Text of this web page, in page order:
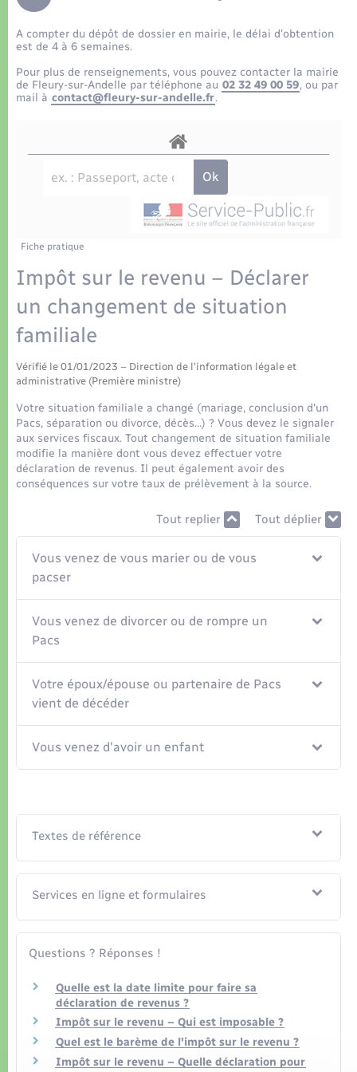
Eau - Assainissement
Transports
Transports scolaires
Logement - Urbanisme
Loisirs
Nouvel habitant
Numérique
Organisation d’événement
Sécurité - Prévention
Commerces - Entreprises - Emploi
Voirie et espace public
Travaux - Autorisation d’occupation de l’espace
public
Plan interactif
Présentation de la commune
La Communauté de communes
A compter du dépôt de dossier en mairie, le délai d’obtention
est de 4 à 6 semaines.
Pour plus de renseignements, vous pouvez contacter la mairie
de Fleury-sur-Andelle par téléphone au 02 32 49 00 59, ou par
mail à contact@fleury-sur-andelle.fr.
Fiche pratique
Impôt sur le revenu – Déclarer
un changement de situation
familiale
Vérifié le 01/01/2023 – Direction de l'information légale et
administrative (Première ministre)
Votre situation familiale a changé (mariage, conclusion d'un
Pacs, séparation ou divorce, décès…) ? Vous devez le signaler
aux services fiscaux. Tout changement de situation familiale
modifie la manière dont vous devez effectuer votre
déclaration de revenus. Il peut également avoir des
conséquences sur votre taux de prélèvement à la source.
Tout replier Tout déplier
Vous venez de vous marier ou de vous
pacser
Vous venez de divorcer ou de rompre un
Pacs
Votre époux/épouse ou partenaire de Pacs
vient de décéder
Vous venez d'avoir un enfant
Textes de référence
Services en ligne et formulaires
Questions ? Réponses !
Quelle est la date limite pour faire sa
déclaration de revenus ?
Impôt sur le revenu – Qui est imposable ?
Quel est le barème de l'impôt sur le revenu ?
Impôt sur le revenu – Quelle déclaration pour